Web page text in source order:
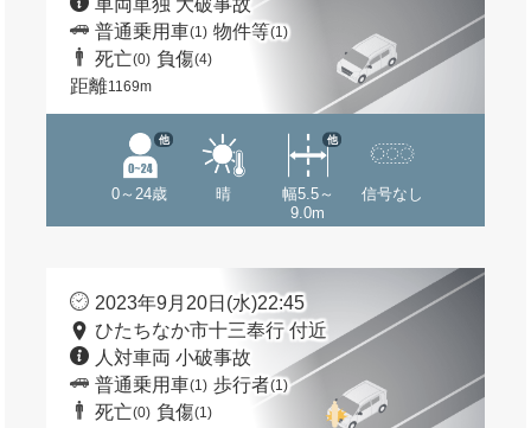
車両単独 大破事故
普通乗用車(1) 物件等(1)
死亡(0) 負傷(4)
距離1169m
0～24歳
他
晴
幅5.5～
9.0m
他
信号なし
2023年9月20日(水)22:45
ひたちなか市十三奉行 付近
人対車両 小破事故
普通乗用車(1) 歩行者(1)
死亡(0) 負傷(1)